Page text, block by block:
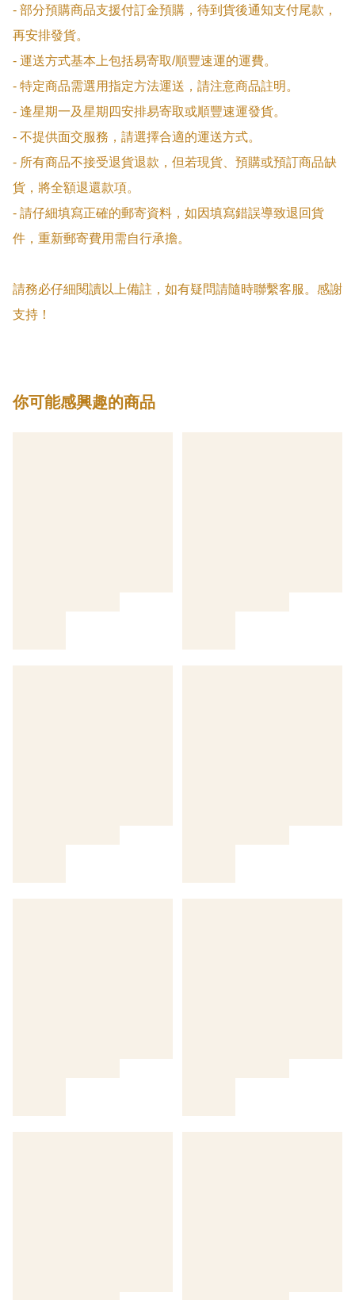
- 部分預購商品支援付訂金預購，待到貨後通知支付尾款，
再安排發貨。
- 運送方式基本上包括易寄取/順豐速運的運費。
- 特定商品需選用指定方法運送，請注意商品註明。
- 逢星期一及星期四安排易寄取或順豐速運發貨。
- 不提供面交服務，請選擇合適的運送方式。
- 所有商品不接受退貨退款，但若現貨、預購或預訂商品缺
貨，將全額退還款項。
- 請仔細填寫正確的郵寄資料，如因填寫錯誤導致退回貨
件，重新郵寄費用需自行承擔。
請務必仔細閱讀以上備註，如有疑問請隨時聯繫客服。感謝
支持！
你可能感興趣的商品